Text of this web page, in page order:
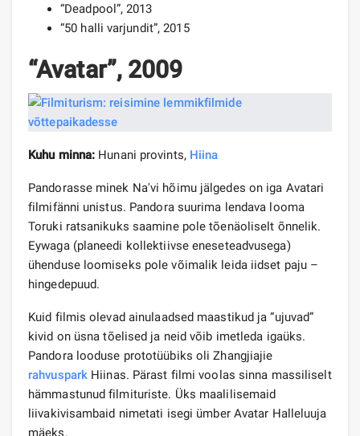
“Deadpool”, 2013
“50 halli varjundit”, 2015
“Avatar”, 2009
Kuhu minna: Hunani provints, Hiina
Pandorasse minek Na'vi hõimu jälgedes on iga Avatari
filmifänni unistus. Pandora suurima lendava looma
Toruki ratsanikuks saamine pole tõenäoliselt õnnelik.
Eywaga (planeedi kollektiivse eneseteadvusega)
ühenduse loomiseks pole võimalik leida iidset paju –
hingedepuud.
Kuid filmis olevad ainulaadsed maastikud ja “ujuvad”
kivid on üsna tõelised ja neid võib imetleda igaüks.
Pandora looduse prototüübiks oli Zhangjiajie
rahvuspark Hiinas. Pärast filmi voolas sinna massiliselt
hämmastunud filmituriste. Üks maalilisemaid
liivakivisambaid nimetati isegi ümber Avatar Halleluuja
mäeks.